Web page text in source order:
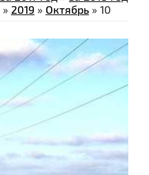
» 2019 » Октябрь » 10